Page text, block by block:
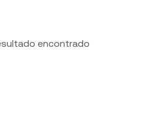
encontrado